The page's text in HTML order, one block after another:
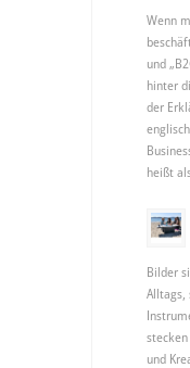
Wenn
und
hinter
der
heißt
Bilder
Alltags,
und